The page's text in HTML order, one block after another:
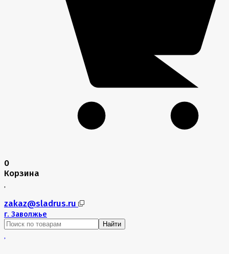
0
Корзина
zakaz@sladrus.ru
г. Заволжье
Найти